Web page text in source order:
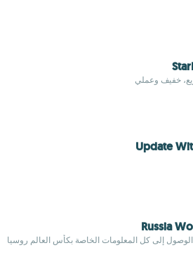
خفيف وعملي
Update
Russia
إلى كل المعلومات الخاصة بكأس العالم روسيا